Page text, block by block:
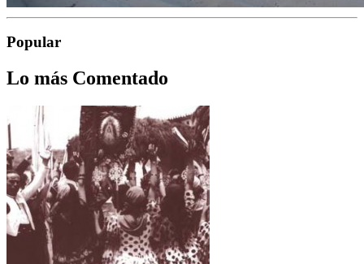
Popular
Lo más Comentado